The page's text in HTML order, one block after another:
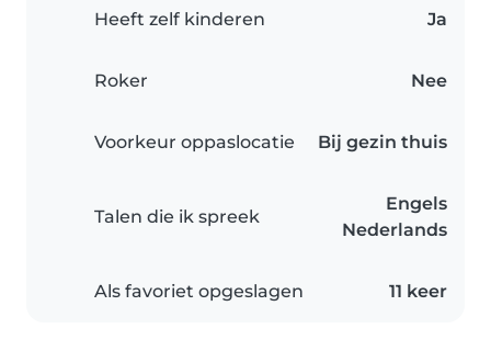
Heeft zelf kinderen Ja
Roker Nee
Voorkeur oppaslocatie Bij gezin thuis
Talen die ik spreek
Engels
Nederlands
Als favoriet opgeslagen 11 keer